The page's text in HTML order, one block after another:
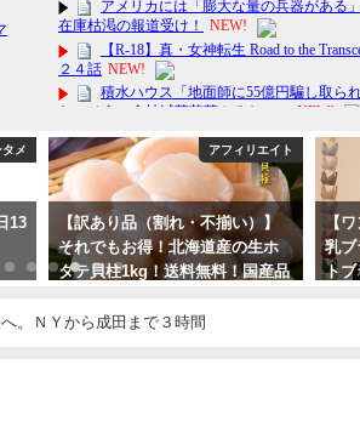
ィリエイト
）】
生ホ
国産品
アフィリエイト
【ワンナイトブラ】効果的な育
乳ブラの選び。おすすめのナイ
トブラ【送料無料】【10日間全
額返金交換保証】育乳！ホール
ド 脇高加工 横流れ 防止 おうち時
間
。ＮＹから成田まで３時間